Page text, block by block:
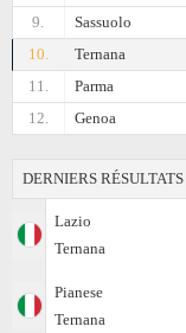
9.
Sassuolo
10.
Ternana
11.
Parma
12.
Genoa
DERNIERS RÉSULTATS
Lazio
Ternana
Pianese
Ternana